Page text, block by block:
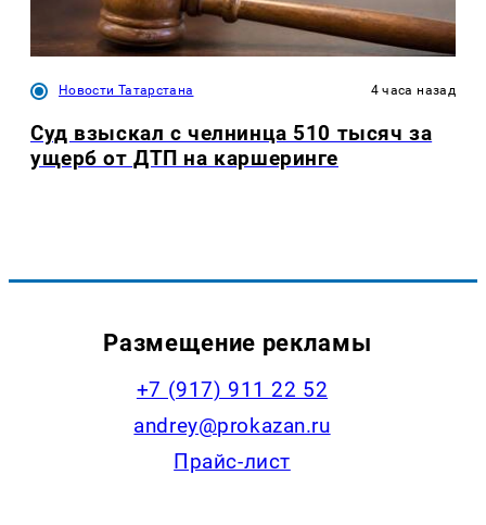
Новости Татарстана 4 часа назад
Суд взыскал с челнинца 510 тысяч за
ущерб от ДТП на каршеринге
Размещение рекламы
+7 (917) 911 22 52
andrey@prokazan.ru
Прайс-лист